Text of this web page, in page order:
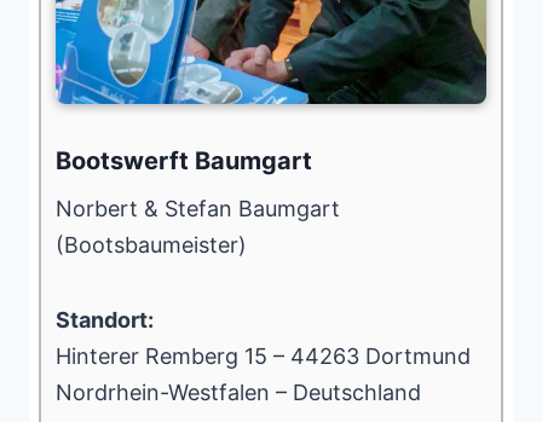
Bootswerft Baumgart
Norbert & Stefan Baumgart
(Bootsbaumeister)
Standort:
Hinterer Remberg 15 – 44263 Dortmund
Nordrhein-Westfalen – Deutschland